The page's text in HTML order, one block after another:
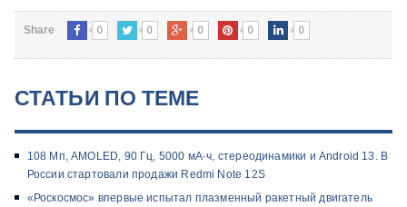
Share 0 0 0 0 0
СТАТЬИ ПО ТЕМЕ
108 Мп, AMOLED, 90 Гц, 5000 мА·ч, стереодинамики и Android 13. В
России стартовали продажи Redmi Note 12S
«Роскосмос» впервые испытал плазменный ракетный двигатель